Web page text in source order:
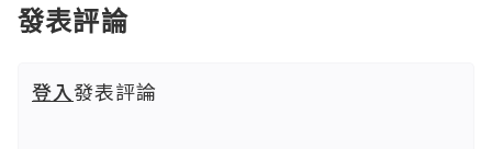
發表評論
登入發表評論